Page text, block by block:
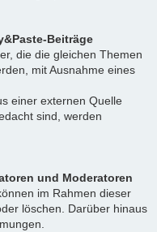
Beiträge
die die gleichen Themen
mit Ausnahme eines
einer externen Quelle
sind, werden
und Moderatoren
im Rahmen dieser
löschen. Darüber hinaus